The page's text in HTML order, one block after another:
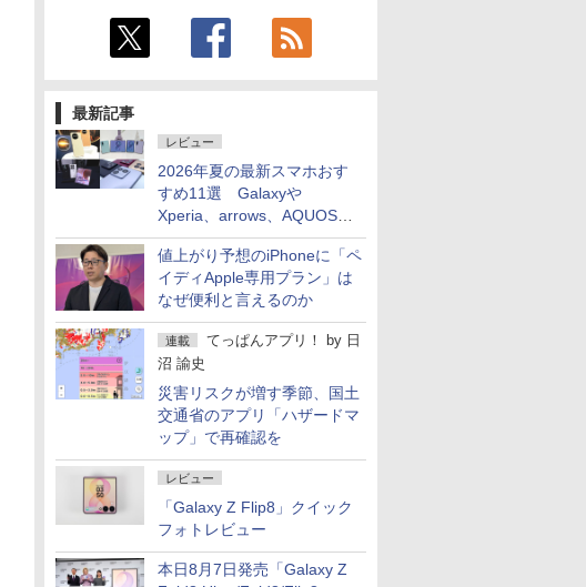
最新記事
レビュー
2026年夏の最新スマホおす
すめ11選 Galaxyや
Xperia、arrows、AQUOSな
ど注目機種の特徴は
値上がり予想のiPhoneに「ペ
イディApple専用プラン」は
なぜ便利と言えるのか
連載 てっぱんアプリ！ by 日
沼 諭史
災害リスクが増す季節、国土
交通省のアプリ「ハザードマ
ップ」で再確認を
レビュー
「Galaxy Z Flip8」クイック
フォトレビュー
本日8月7日発売「Galaxy Z